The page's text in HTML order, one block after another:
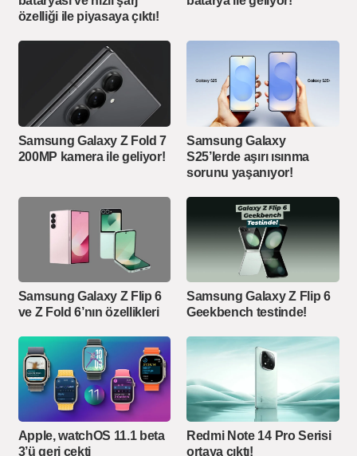
özelliği ile piyasaya çıktı!
Samsung Galaxy Z Fold 7
200MP kamera ile geliyor!
Samsung Galaxy
S25’lerde aşırı ısınma
sorunu yaşanıyor!
Samsung Galaxy Z Flip 6
ve Z Fold 6’nın özellikleri
Samsung Galaxy Z Flip 6
Geekbench testinde!
Apple, watchOS 11.1 beta
3’ü geri çekti
Redmi Note 14 Pro Serisi
ortaya çıktı!